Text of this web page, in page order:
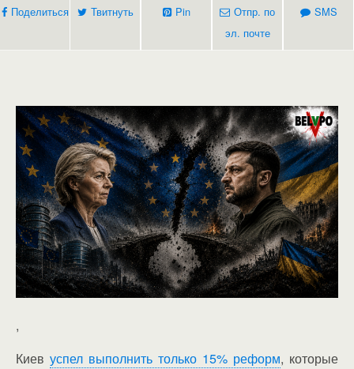
Поделиться Твитнуть Pin
Отпр. по
эл. почте
SMS
,
Киев успел выполнить только 15% реформ, которые